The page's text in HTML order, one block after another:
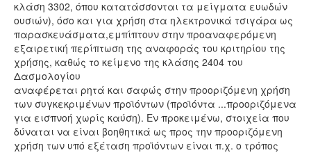
κλάση 3302, όπου κατατάσσονται τα μείγματα ευωδών
ουσιών), όσο και για χρήση στα ηλεκτρονικά τσιγάρα ως
παρασκευάσματα,εμπίπτουν στην προαναφερόμενη
εξαιρετική περίπτωση της αναφοράς του κριτηρίου της
χρήσης, καθώς το κείμενο της κλάσης 2404 του
Δασμολογίου
αναφέρεται ρητά και σαφώς στην προοριζόμενη χρήση
των συγκεκριμένων προϊόντων (προϊόντα ...προοριζόμενα
για εισπνοή χωρίς καύση). Εν προκειμένω, στοιχεία που
δύναται να είναι βοηθητικά ως προς την προοριζόμενη
χρήση των υπό εξέταση προϊόντων είναι π.χ. ο τρόπος